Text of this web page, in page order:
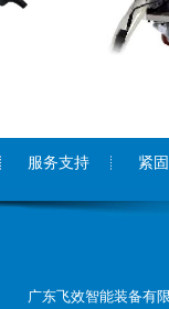
服务支持 紧
广东飞效智能装备有